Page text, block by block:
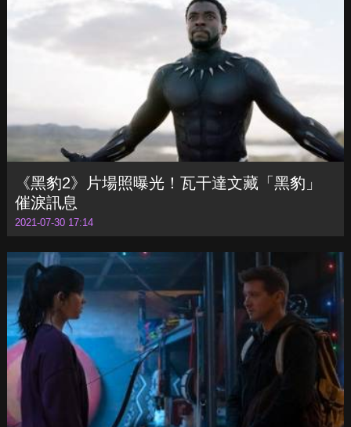
《黑豹2》片場照曝光！瓦干達文藏「黑豹」
催淚訊息
2021-07-30 17:14
兩代「鷹眼」相遇！Disney+漫威美劇《鷹